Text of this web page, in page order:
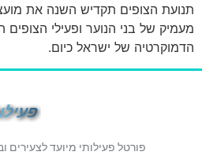
תנועת הצופים תקדיש השנה את
מעמיק של בני הנוער ופעילי הצופים
הדמוקרטיה של ישראל כיום.
פורטל פעילותי מיועד לצעירים